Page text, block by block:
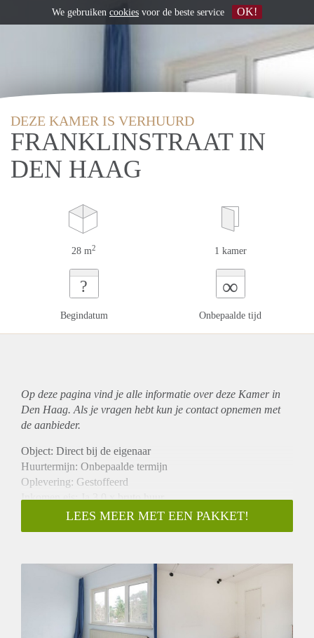
DEZE KAMER IS VERHUURD
FRANKLINSTRAAT IN
DEN HAAG
28 m2 1 kamer
?
Begindatum
∞
Onbepaalde tijd
Op deze pagina vind je alle informatie over deze Kamer in
Den Haag. Als je vragen hebt kun je contact opnemen met
de aanbieder.
Object: Direct bij de eigenaar
Huurtermijn: Onbepaalde termijn
Oplevering: Gestoffeerd
Inkomen eis: Ja 3,0 x bruto huur
Garantiestelling mogelijk: Ja
Borg: 1 maand
Gedeelde keuken: Nee
Gedeelde Douche: Nee
Gedeelde woonkamer: Nee
Huisgenoten: Nee
LEES MEER MET EEN PAKKET!
We gebruiken cookies voor de beste service OK!